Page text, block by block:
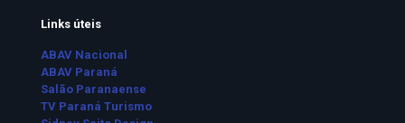
Links úteis
ABAV Nacional
ABAV Paraná
Salão Paranaense
TV Paraná Turismo